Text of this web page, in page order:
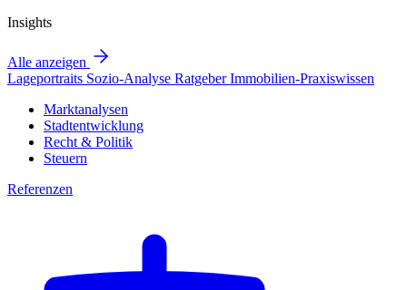
Insights
Alle anzeigen
Lageportraits Sozio-Analyse RatgeberImmobilien-Praxiswissen
Marktanalysen
Stadtentwicklung
Recht & Politik
Steuern
Referenzen